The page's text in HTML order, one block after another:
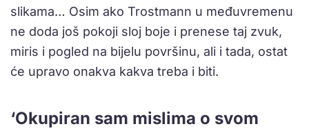
slikama… Osim ako Trostmann u međuvremenu
ne doda još pokoji sloj boje i prenese taj zvuk,
miris i pogled na bijelu površinu, ali i tada, ostat
će upravo onakva kakva treba i biti.
‘Okupiran sam mislima o svom